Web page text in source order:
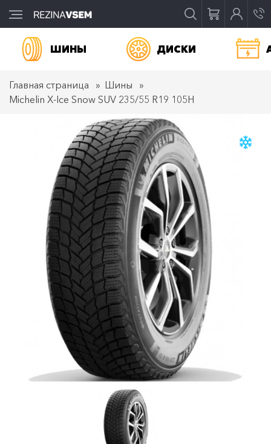
ШИНЫ ДИСКИ
Главная страница
Шины
Michelin X-Ice Snow SUV 235/55 R19 105H